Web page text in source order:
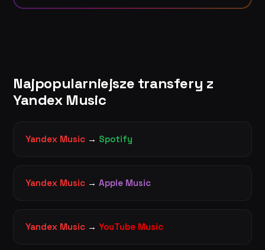
Najpopularniejsze transfery z
Yandex Music
Yandex Music → Spotify
Yandex Music → Apple Music
Yandex Music → YouTube Music